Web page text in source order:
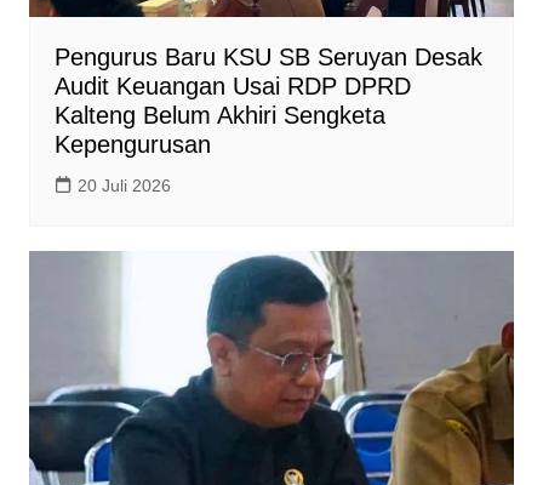
Pengurus Baru KSU SB Seruyan Desak
Audit Keuangan Usai RDP DPRD
Kalteng Belum Akhiri Sengketa
Kepengurusan
20 Juli 2026